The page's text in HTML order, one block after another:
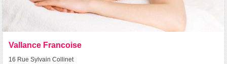
Vallance Francoise
16 Rue Sylvain Collinet